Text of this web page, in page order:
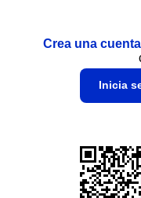
Crea una cuenta
Inicia